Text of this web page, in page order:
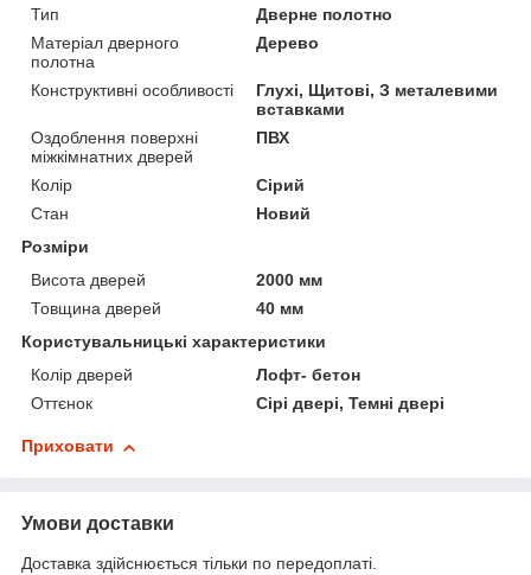
Тип
Дверне полотно
Матеріал дверного
полотна
Дерево
Конструктивні особливості
Глухі, Щитові, З металевими
вставками
Оздоблення поверхні
міжкімнатних дверей
ПВХ
Колір
Сірий
Стан
Новий
Розміри
Висота дверей
2000 мм
Товщина дверей
40 мм
Користувальницькі характеристики
Колір дверей
Лофт- бетон
Оттєнок
Сірі двері, Темні двері
Приховати
Умови доставки
Доставка здійснюється тільки по передоплаті.